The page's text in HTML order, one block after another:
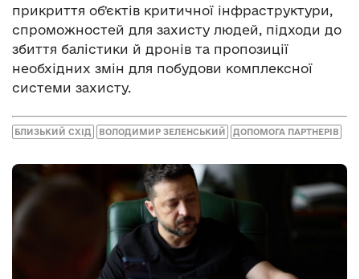
прикриття обʼєктів критичної інфраструктури,
спроможностей для захисту людей, підходи до
збиття балістики й дронів та пропозиції
необхідних змін для побудови комплексної
системи захисту.
БЛИЗЬКИЙ СХІД ВОЛОДИМИР ЗЕЛЕНСЬКИЙ ДОПОМОГА ПАРТНЕРІВ